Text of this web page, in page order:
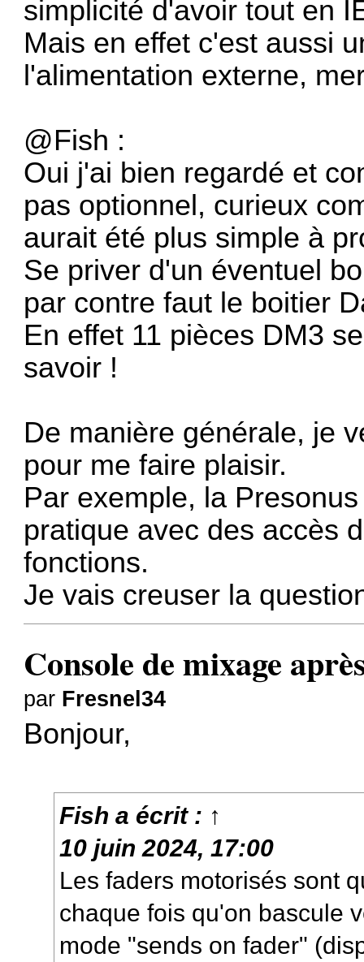
simplicité d'avoir tout en
Mais en effet c'est aussi
l'alimentation externe,
@Fish :
Oui j'ai bien regardé et
pas optionnel, curieux
aurait été plus simple à
Se priver d'un éventuel
par contre faut le boitier
En effet 11 pièces DM3
savoir !
De manière générale, je
pour me faire plaisir.
Par exemple, la
pratique avec des accès
fonctions.
Je vais creuser la
Console de mixage
par Fresnel34
Bonjour,
Fish a écrit : ↑
10 juin 2024, 17:00
Les faders motorisés sont
chaque fois qu'on bascule
mode "sends on fader"